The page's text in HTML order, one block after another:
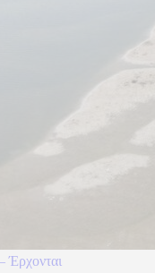
Έρχονται